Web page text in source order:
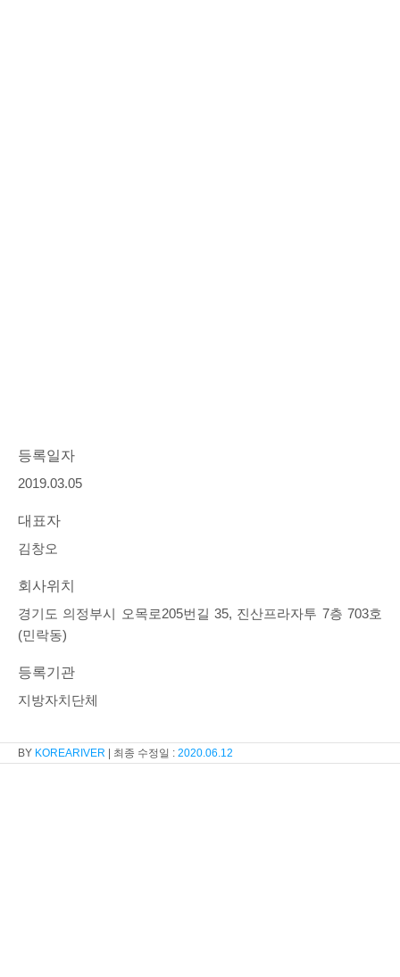
등록일자
2019.03.05
대표자
김창오
회사위치
경기도 의정부시 오목로205번길 35, 진산프라자투 7층 703호
(민락동)
등록기관
지방자치단체
KOREARIVER 2020.06.12